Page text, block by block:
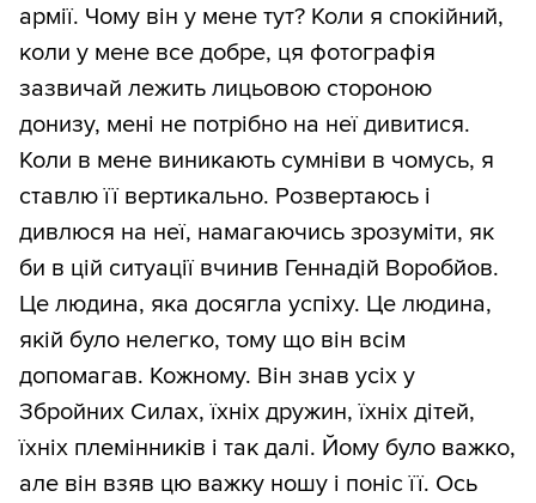
армії. Чому він у мене тут? Коли я спокійний,
коли у мене все добре, ця фотографія
зазвичай лежить лицьовою стороною
донизу, мені не потрібно на неї дивитися.
Коли в мене виникають сумніви в чомусь, я
ставлю її вертикально. Розвертаюсь і
дивлюся на неї, намагаючись зрозуміти, як
би в цій ситуації вчинив Геннадій Воробйов.
Це людина, яка досягла успіху. Це людина,
якій було нелегко, тому що він всім
допомагав. Кожному. Він знав усіх у
Збройних Силах, їхніх дружин, їхніх дітей,
їхніх племінників і так далі. Йому було важко,
але він взяв цю важку ношу і поніс її. Ось